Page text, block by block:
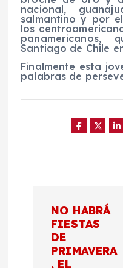
nacional,
salmantino y por
los
panamericanos,
Santiago de Chile
Finalmente esta
palabras de
NO HABRÁ
FIESTAS
DE
PRIMAVERA
, EL